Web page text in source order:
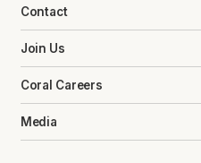
Contact
Join Us
Coral Careers
Media